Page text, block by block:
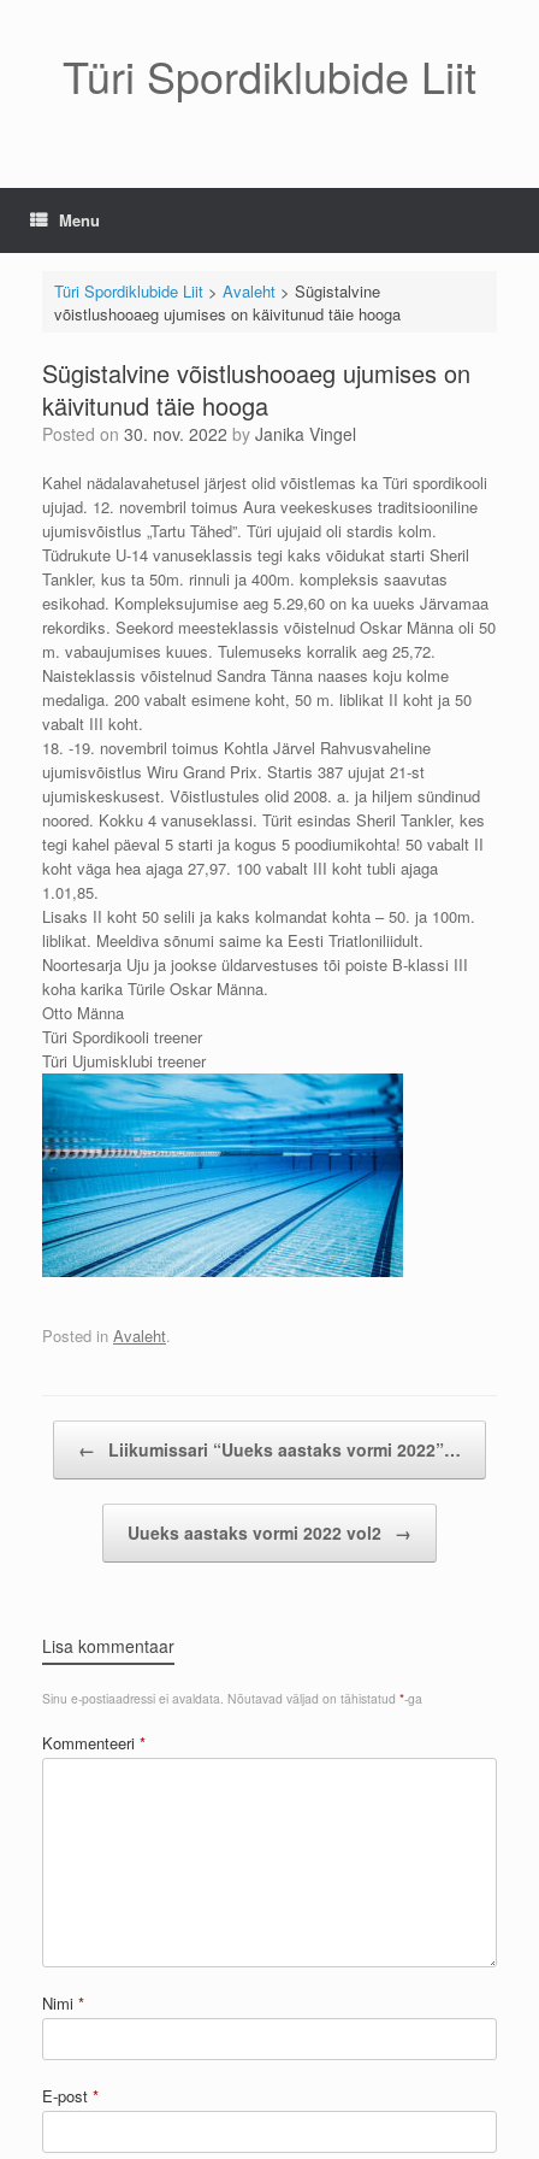
Türi Spordiklubide Liit
Menu
Türi Spordiklubide Liit> Avaleht> Sügistalvine
võistlushooaeg ujumises on käivitunud täie hooga
Sügistalvine võistlushooaeg ujumises on
käivitunud täie hooga
Posted on 30. nov. 2022 by Janika Vingel
Kahel nädalavahetusel järjest olid võistlemas ka Türi spordikooli
ujujad. 12. novembril toimus Aura veekeskuses traditsiooniline
ujumisvõistlus „Tartu Tähed”. Türi ujujaid oli stardis kolm.
Tüdrukute U-14 vanuseklassis tegi kaks võidukat starti Sheril
Tankler, kus ta 50m. rinnuli ja 400m. kompleksis saavutas
esikohad. Kompleksujumise aeg 5.29,60 on ka uueks Järvamaa
rekordiks. Seekord meesteklassis võistelnud Oskar Männa oli 50
m. vabaujumises kuues. Tulemuseks korralik aeg 25,72.
Naisteklassis võistelnud Sandra Tänna naases koju kolme
medaliga. 200 vabalt esimene koht, 50 m. liblikat II koht ja 50
vabalt III koht.
18. -19. novembril toimus Kohtla Järvel Rahvusvaheline
ujumisvõistlus Wiru Grand Prix. Startis 387 ujujat 21-st
ujumiskeskusest. Võistlustules olid 2008. a. ja hiljem sündinud
noored. Kokku 4 vanuseklassi. Türit esindas Sheril Tankler, kes
tegi kahel päeval 5 starti ja kogus 5 poodiumikohta! 50 vabalt II
koht väga hea ajaga 27,97. 100 vabalt III koht tubli ajaga
1.01,85.
Lisaks II koht 50 selili ja kaks kolmandat kohta – 50. ja 100m.
liblikat. Meeldiva sõnumi saime ka Eesti Triatloniliidult.
Noortesarja Uju ja jookse üldarvestuses tõi poiste B-klassi III
koha karika Türile Oskar Männa.
Otto Männa
Türi Spordikooli treener
Türi Ujumisklubi treener
Posted in Avaleht.
← Liikumissari “Uueks aastaks vormi 2022”…
Uueks aastaks vormi 2022 vol2 →
Lisa kommentaar
Sinu e-postiaadressi ei avaldata. Nõutavad väljad on tähistatud *-ga
Kommenteeri *
Nimi *
E-post *